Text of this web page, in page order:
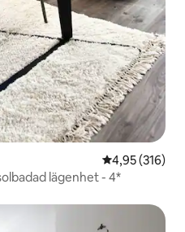
4,95 av 5 i
4,95 (316)
lägenhet - 4*